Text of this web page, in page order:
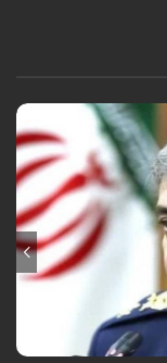
بهمرد "ان القوات